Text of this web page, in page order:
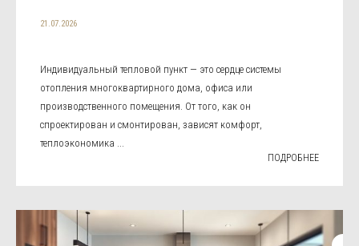
21.07.2026
Индивидуальный тепловой пункт — это сердце системы
отопления многоквартирного дома, офиса или
производственного помещения. От того, как он
спроектирован и смонтирован, зависят комфорт,
теплоэкономика ...
ПОДРОБНЕЕ